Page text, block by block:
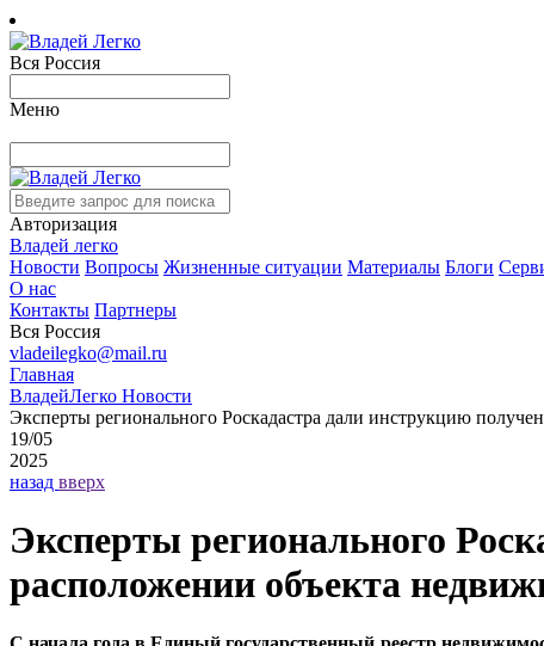
Вся Россия
Меню
Авторизация
Владей легко
Новости Вопросы Жизненные ситуации Материалы Блоги
О нас
Контакты Партнеры
Вся Россия
vladeilegko@mail.ru
Главная
ВладейЛегко Новости
Эксперты регионального Роскадастра дали инструкцию
19/05
2025
назад вверх
Эксперты регионального
расположении объекта